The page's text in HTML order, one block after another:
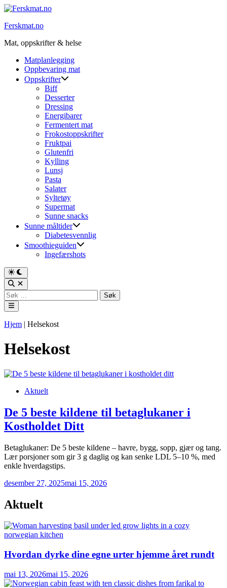
Skip
content
Ferskmat.no
Mat, oppskrifter & helse
Matplanlegging
Oppbevaring mat
Oppskrifter
Biff
Desserter
Dressing
Energibarer
Fermentert mat
Frokostoppskrifter
Fruktpai
Glutenfri
Kylling
Lunsj
Pasta
Salater
Syltetøy
Supermat
Sunne snacks
Sunne måltider
Diabetesvennlig
Smoothieguiden
Ingefærshots
Switch
to
dark
mode
Open
Search
Søk
etter:
Main
Menu
Hjem | Helsekost
Helsekost
Posted Aktuelt
De 5 beste kildene til betaglukaner i
Kostholdet Ditt
Betaglukaner: De 5 beste kildene – havre, bygg, sopp, gjær og tang.
Lær porsjoner som gir 3 g daglig og kan senke LDL 5–10 %, med
enkle hverdagstips.
desember 27, 2025mai 15, 2026
Aktuelt
Hvordan dyrke dine egne urter hjemme året rundt
mai 13, 2026mai 15, 2026